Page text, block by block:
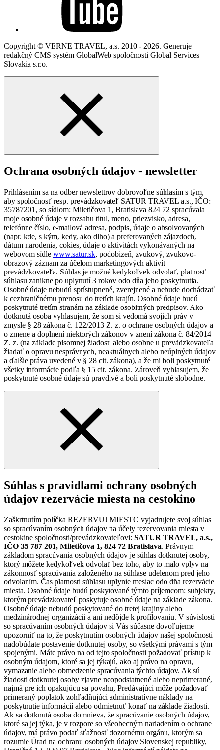
Copyright © VERNE TRAVEL, a.s. 2010 - 2026. Generuje
redakčný CMS systém GlobalWeb spoločnosti Global Services
Slovakia s.r.o.
Ochrana osobných údajov - newsletter
Prihlásením sa na odber newslettrov dobrovoľne súhlasím s tým,
aby spoločnosť resp. prevádzkovateľ SATUR TRAVEL a.s., IČO:
35787201, so sídlom: Miletičova 1, Bratislava 824 72 spracúvala
moje osobné údaje v rozsahu titul, meno, priezvisko, adresa,
telefónne číslo, e-mailová adresa, podpis, údaje o absolvovaných
(napr. kde, s kým, kedy, ako dlho) a preferovaných zájazdoch,
dátum narodenia, cokies, údaje o aktivitách vykonávaných na
webovom sídle www.satur.sk, podobizeň, zvukový, zvukovo-
obrazový záznam za účelom marketingových aktivít
prevádzkovateľa. Súhlas je možné kedykoľvek odvolať, platnosť
súhlasu zanikne po uplynutí 3 rokov odo dňa jeho poskytnutia.
Osobné údaje nebudú sprístupnené, zverejnené a nebude dochádzať
k cezhraničnému prenosu do tretích krajín. Osobné údaje budú
poskytnuté tretím stranám na základe osobitných predpisov. Ako
dotknutá osoba vyhlasujem, že som si vedomá svojich práv v
zmysle § 28 zákona č. 122/2013 Z. z. o ochrane osobných údajov a
o zmene a doplnení niektorých zákonov v znení zákona č. 84/2014
Z. z. (na základe písomnej žiadosti alebo osobne u prevádzkovateľa
žiadať o opravu nesprávnych, neaktuálnych alebo neúplných údajov
a ďalšie práva uvedené v § 28 cit. zákona), a že mi boli poskytnuté
všetky informácie podľa § 15 cit. zákona. Zároveň vyhlasujem, že
poskytnuté osobné údaje sú pravdivé a boli poskytnuté slobodne.
Súhlas s pravidlami ochrany osobných
údajov rezervácie miesta na cestokino
Zaškrtnutím políčka REZERVUJ MIESTO vyjadrujete svoj súhlas
so spracúvaním osobných údajov na účely rezervovania miesta v
cestokine spoločnosti/prevádzkovateľovi: SATUR TRAVEL, a.s.,
IČO 35 787 201, Miletičova 1, 824 72 Bratislava. Právnym
základom spracúvania osobných údajov je súhlas dotknutej osoby,
ktorý môžete kedykoľvek odvolať bez toho, aby to malo vplyv na
zákonnosť spracúvania založeného na súhlase udelenom pred jeho
odvolaním. Čas platnosti súhlasu uplynie mesiac odo dňa rezervácie
miesta. Osobné údaje budú poskytované týmto príjemcom: subjekty,
ktorým prevádzkovateľ poskytuje osobné údaje na základe zákona.
Osobné údaje nebudú poskytované do tretej krajiny alebo
medzinárodnej organizácii a ani nedôjde k profilovaniu. V súvislosti
so spracúvaním osobných údajov si Vás súčasne dovoľujeme
upozorniť na to, že poskytnutím osobných údajov našej spoločnosti
nadobúdate postavenie dotknutej osoby, so všetkými právami s tým
spojenými. Máte právo na od tejto spoločnosti požadovať prístup k
osobným údajom, ktoré sa jej týkajú, ako aj právo na opravu,
vymazanie alebo obmedzenie spracúvania týchto údajov. Ak sú
žiadosti dotknutej osoby zjavne neopodstatnené alebo neprimerané,
najmä pre ich opakujúcu sa povahu, Predávajúci môže požadovať
primeraný poplatok zohľadňujúci administratívne náklady na
poskytnutie informácií alebo odmietnuť konať na základe žiadosti.
Ak sa dotknutá osoba domnieva, že spracúvanie osobných údajov,
ktoré sa jej týka, je v rozpore so všeobecným nariadením o ochrane
údajov, má právo podať sťažnosť dozornému orgánu, ktorým sa
rozumie Úrad na ochranu osobných údajov Slovenskej republiky,